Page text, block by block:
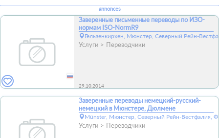
annonces
Заверенные письменные переводы по ИЗО-
нормам ISO-NormR9
Гельзенкирхен, Мюнстер, Северный Рейн-
Услуги Переводчики
29.10.2014
Заверенные переводы немецкий-русский-
немецкий в Мюнстере, Дюлмене
Münster, Мюнстер, Северный Рейн-Вестфалия,
Услуги Переводчики